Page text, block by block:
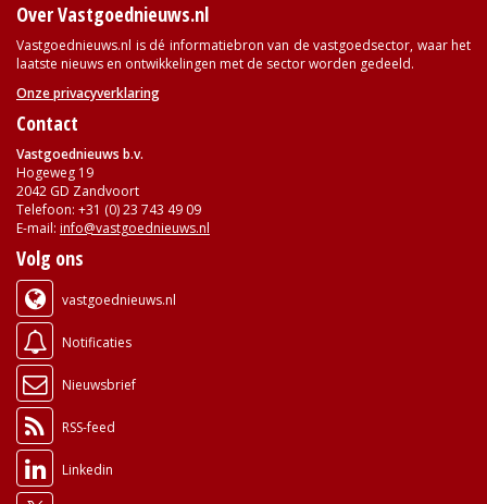
Over Vastgoednieuws.nl
Vastgoednieuws.nl is dé informatiebron van de vastgoedsector, waar het
laatste nieuws en ontwikkelingen met de sector worden gedeeld.
Onze privacyverklaring
Contact
Vastgoednieuws b.v.
Hogeweg 19
2042 GD Zandvoort
Telefoon: +31 (0) 23 743 49 09
E-mail: info@vastgoednieuws.nl
Volg ons
vastgoednieuws.nl
Notificaties
Nieuwsbrief
RSS-feed
Linkedin